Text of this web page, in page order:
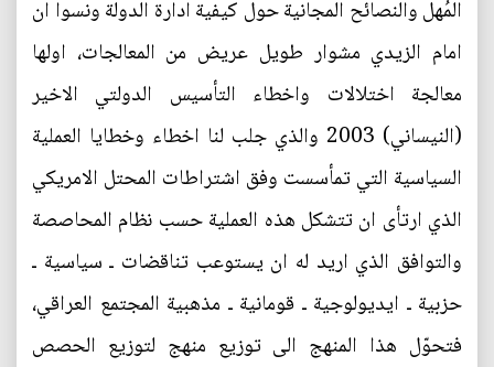
المُهل والنصائح المجانية حول كيفية ادارة الدولة ونسوا ان
امام الزيدي مشوار طويل عريض من المعالجات، اولها
معالجة اختلالات واخطاء التأسيس الدولتي الاخير
(النيساني) 2003 والذي جلب لنا اخطاء وخطايا العملية
السياسية التي تمأسست وفق اشتراطات المحتل الامريكي
الذي ارتأى ان تتشكل هذه العملية حسب نظام المحاصصة
والتوافق الذي اريد له ان يستوعب تناقضات ـ سياسية ـ
حزبية ـ ايديولوجية ـ قومانية ـ مذهبية المجتمع العراقي،
فتحوّل هذا المنهج الى توزيع منهج لتوزيع الحصص